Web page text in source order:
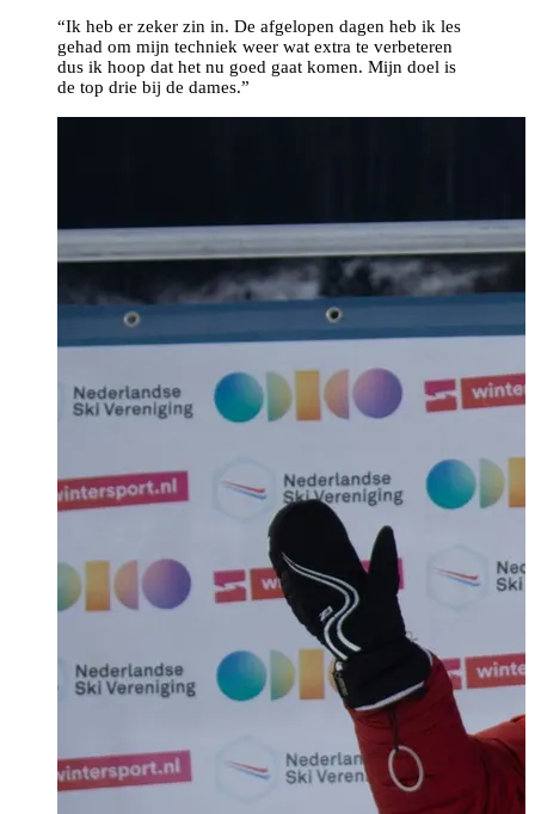
“Ik heb er zeker zin in. De afgelopen dagen heb ik les
gehad om mijn techniek weer wat extra te verbeteren
dus ik hoop dat het nu goed gaat komen. Mijn doel is
de top drie bij de dames.”